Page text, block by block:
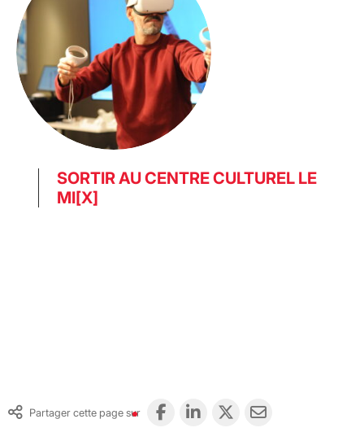
SORTIR AU CENTRE CULTUREL LE
MI[X]
Partager cette page sur